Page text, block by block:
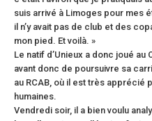
suis arrivé à Limoges pour mes
il n’y avait pas de club et des
mon pied. Et voilà. »
Le natif d’Unieux a donc joué au
avant donc de poursuivre sa
au RCAB, où il est très apprécié
humaines.
Vendredi soir, il a bien voulu